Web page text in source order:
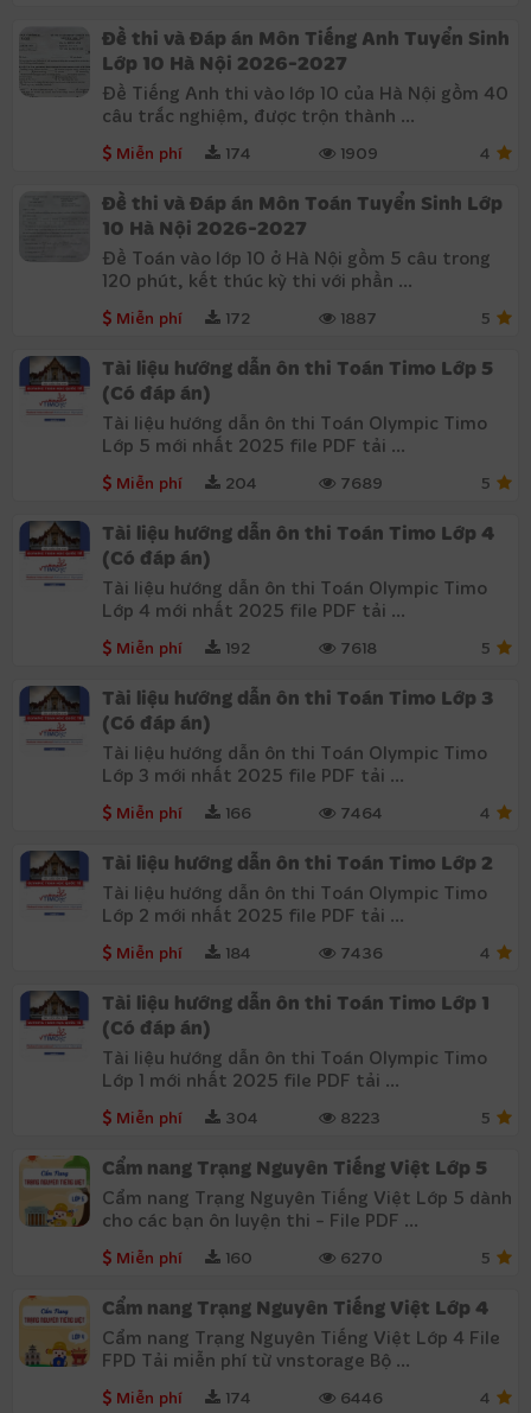
Đề thi và Đáp án Môn Tiếng Anh Tuyển Sinh
Lớp 10 Hà Nội 2026-2027
Đề Tiếng Anh thi vào lớp 10 của Hà Nội gồm 40
câu trắc nghiệm, được trộn thành ...
Miễn phí 174 1909 4
Đề thi và Đáp án Môn Toán Tuyển Sinh Lớp
10 Hà Nội 2026-2027
Đề Toán vào lớp 10 ở Hà Nội gồm 5 câu trong
120 phút, kết thúc kỳ thi với phần ...
Miễn phí 172 1887 5
Tài liệu hướng dẫn ôn thi Toán Timo Lớp 5
(Có đáp án)
Tài liệu hướng dẫn ôn thi Toán Olympic Timo
Lớp 5 mới nhất 2025 file PDF tải ...
Miễn phí 204 7689 5
Tài liệu hướng dẫn ôn thi Toán Timo Lớp 4
(Có đáp án)
Tài liệu hướng dẫn ôn thi Toán Olympic Timo
Lớp 4 mới nhất 2025 file PDF tải ...
Miễn phí 192 7618 5
Tài liệu hướng dẫn ôn thi Toán Timo Lớp 3
(Có đáp án)
Tài liệu hướng dẫn ôn thi Toán Olympic Timo
Lớp 3 mới nhất 2025 file PDF tải ...
Miễn phí 166 7464 4
Tài liệu hướng dẫn ôn thi Toán Timo Lớp 2
Tài liệu hướng dẫn ôn thi Toán Olympic Timo
Lớp 2 mới nhất 2025 file PDF tải ...
Miễn phí 184 7436 4
Tài liệu hướng dẫn ôn thi Toán Timo Lớp 1
(Có đáp án)
Tài liệu hướng dẫn ôn thi Toán Olympic Timo
Lớp 1 mới nhất 2025 file PDF tải ...
Miễn phí 304 8223 5
Cẩm nang Trạng Nguyên Tiếng Việt Lớp 5
Cẩm nang Trạng Nguyên Tiếng Việt Lớp 5 dành
cho các bạn ôn luyện thi - File PDF ...
Miễn phí 160 6270 5
Cẩm nang Trạng Nguyên Tiếng Việt Lớp 4
Cẩm nang Trạng Nguyên Tiếng Việt Lớp 4 File
FPD Tải miễn phí từ vnstorage Bộ ...
Miễn phí 174 6446 4